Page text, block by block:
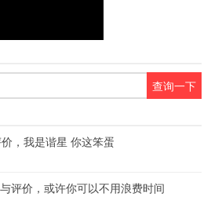
，我是谐星 你这笨蛋
评价，或许你可以不用浪费时间